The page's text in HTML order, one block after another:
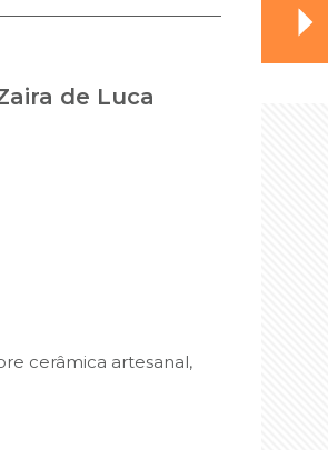
de Luca
cerâmica artesanal,